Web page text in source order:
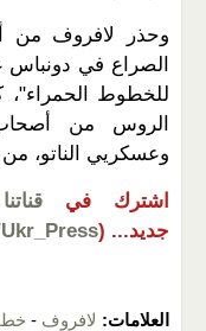
وحذر لافروف من
الصراع في دونباس
للخطوط الحمراء"،
الروس من أصحاب
وعسكريي الناتو،
اشترك في
جديد... (
العلامات: لافروف -